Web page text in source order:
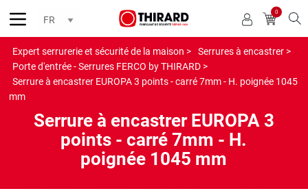
0
Expert serrurerie et sécurité de la maison >
Serrures à encastrer >
Porte d'entrée - Serrures FERCO by THIRARD >
Serrure à encastrer EUROPA 3 points - carré 7mm - H. poignée 1045
mm
Serrure à encastrer EUROPA 3
points - carré 7mm - H.
poignée 1045 mm